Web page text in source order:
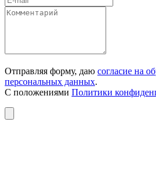
Отправляя форму, даю согласие на
персональных данных.
С положениями Политики